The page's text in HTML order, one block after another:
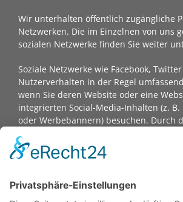
Wir unterhalten öffentlich zugängliche
Netzwerken. Die im Einzelnen von uns
sozialen Netzwerke finden Sie weiter
Soziale Netzwerke wie Facebook,
Nutzerverhalten in der Regel
wenn Sie deren Website oder eine
integrierten Social-Media-Inhalten (z. B.
oder Werbebannern) besuchen. Durch
datenschutzrelevante
Im Einzelnen:
Wenn Sie in Ihrem Social-Media-